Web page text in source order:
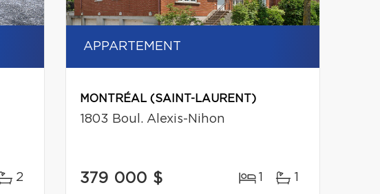
2
APPARTEMENT
MONTRÉAL (SAINT-LAURENT)
1803 Boul. Alexis-Nihon
379 000 $ 1 1